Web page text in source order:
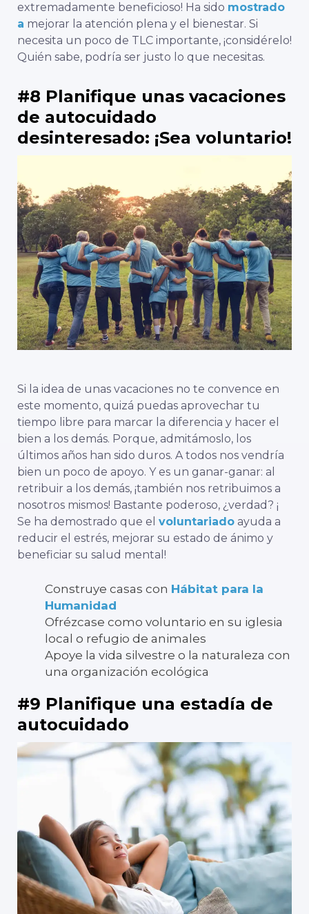
extremadamente beneficioso! Ha sido mostrado
a mejorar la atención plena y el bienestar. Si
necesita un poco de TLC importante, ¡considérelo!
Quién sabe, podría ser justo lo que necesitas.
#8 Planifique unas vacaciones
de autocuidado
desinteresado: ¡Sea voluntario!
Si la idea de unas vacaciones no te convence en
este momento, quizá puedas aprovechar tu
tiempo libre para marcar la diferencia y hacer el
bien a los demás. Porque, admitámoslo, los
últimos años han sido duros. A todos nos vendría
bien un poco de apoyo. Y es un ganar-ganar: al
retribuir a los demás, ¡también nos retribuimos a
nosotros mismos! Bastante poderoso, ¿verdad? ¡
Se ha demostrado que el voluntariado ayuda a
reducir el estrés, mejorar su estado de ánimo y
beneficiar su salud mental!
Construye casas con Hábitat para la
Humanidad
Ofrézcase como voluntario en su iglesia
local o refugio de animales
Apoye la vida silvestre o la naturaleza con
una organización ecológica
#9 Planifique una estadía de
autocuidado